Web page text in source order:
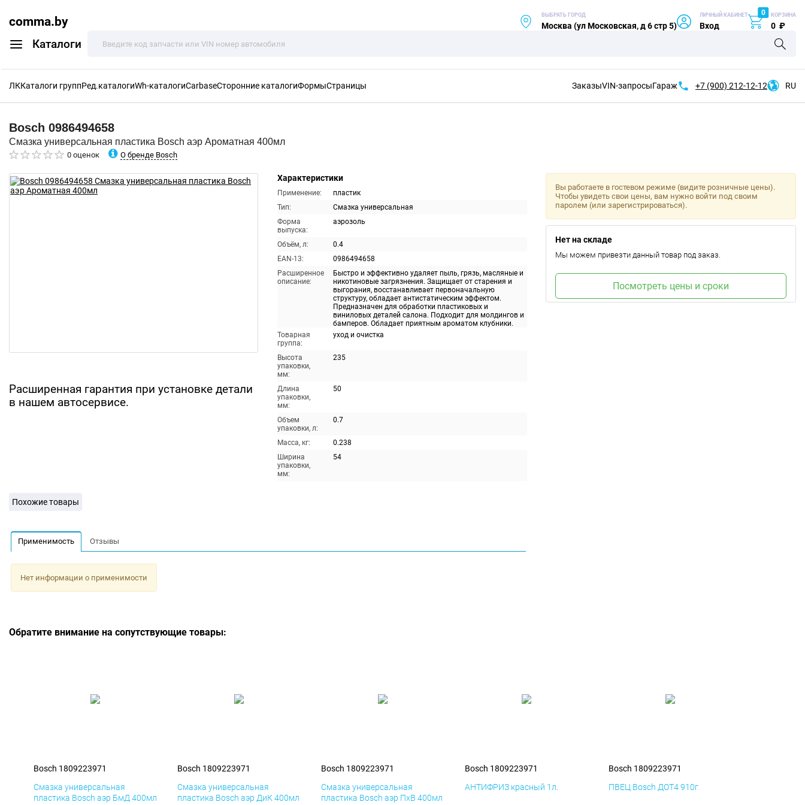
comma.by
Каталоги
ВЫБРАТЬ ГОРОД
Москва (ул Московская, д 6 стр 5)
ЛИЧНЫЙ КАБИНЕТ
Вход
0 КОРЗИНА
0 ₽
ЛККаталоги группРед.каталогиWh-каталогиCarbaseСторонние каталогиФормыСтраницы ЗаказыVIN-запросыГараж +7 (900) 212-12-12 RU
Bosch 0986494658
Смазка универсальная пластика Bosch аэр Ароматная 400мл
0 оценок О бренде Bosch
Расширенная гарантия при установке детали
в нашем автосервисе.
Характеристики
Применение:
пластик
Тип:
Смазка универсальная
Форма
выпуска:
аэрозоль
Объём, л:
0.4
EAN-13:
0986494658
Расширенное
описание:
Быстро и эффективно удаляет пыль, грязь, масляные и
никотиновые загрязнения. Защищает от старения и
выгорания, восстанавливает первоначальную
структуру, обладает антистатическим эффектом.
Предназначен для обработки пластиковых и
виниловых деталей салона. Подходит для молдингов и
бамперов. Обладает приятным ароматом клубники.
Товарная
группа:
уход и очистка
Высота
упаковки,
мм:
235
Длина
упаковки,
мм:
50
Объем
упаковки, л:
0.7
Масса, кг:
0.238
Ширина
упаковки,
мм:
54
Вы работаете в гостевом режиме (видите розничные цены).
Чтобы увидеть свои цены, вам нужно войти под своим
паролем (или зарегистрироваться).
Нет на складе
Мы можем привезти данный товар под заказ.
Посмотреть цены и сроки
Похожие товары
Применимость Отзывы
Нет информации о применимости
Обратите внимание на сопутствующие товары:
Bosch 1809223971
Смазка универсальная
пластика Bosch аэр БмД 400мл
Bosch 1809223971
Смазка универсальная
пластика Bosch аэр ДиК 400мл
Bosch 1809223971
Смазка универсальная
пластика Bosch аэр ПхВ 400мл
Bosch 1809223971
АНТИФРИЗ красный 1л.
Bosch 1809223971
ПВЕЦ Bosch ДОТ4 910г